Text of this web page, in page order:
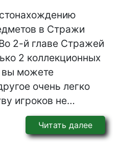
в Стражи
2-й главе Стражей
2 коллекционных
вы можете
очень легко
игроков не…
Читать далее